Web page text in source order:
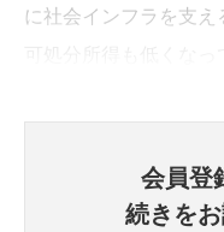
に社会インフラを支
会員登
続きを